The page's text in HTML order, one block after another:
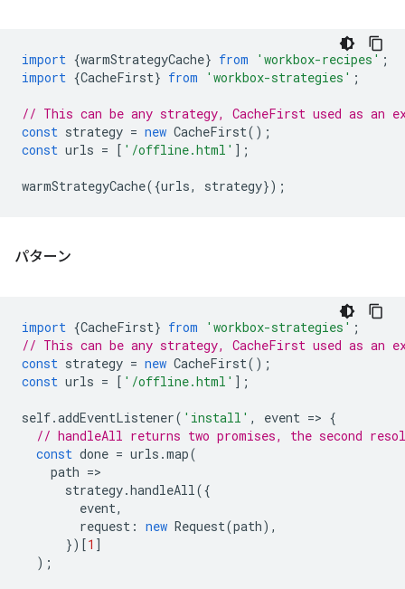
import {warmStrategyCache} from 'workbox-recipes' ;
import {CacheFirst} from 'workbox-strategies' ;
// This can be any strategy, CacheFirst used as an
const strategy = new CacheFirst();
const urls = [ '/offline.html' ];
warmStrategyCache({urls, strategy});
パターン
import {CacheFirst} from 'workbox-strategies' ;
// This can be any strategy, CacheFirst used as an
const strategy = new CacheFirst();
const urls = [ '/offline.html' ];
self.addEventListener( 'install' , event => {
// handleAll returns two promises, the second
const done = urls .map(
path =
strategy.handleAll({
event,
request : new Request(path),
})[1 ]
);